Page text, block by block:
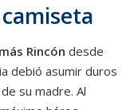
Rincón desde
debió asumir duros
su madre. Al